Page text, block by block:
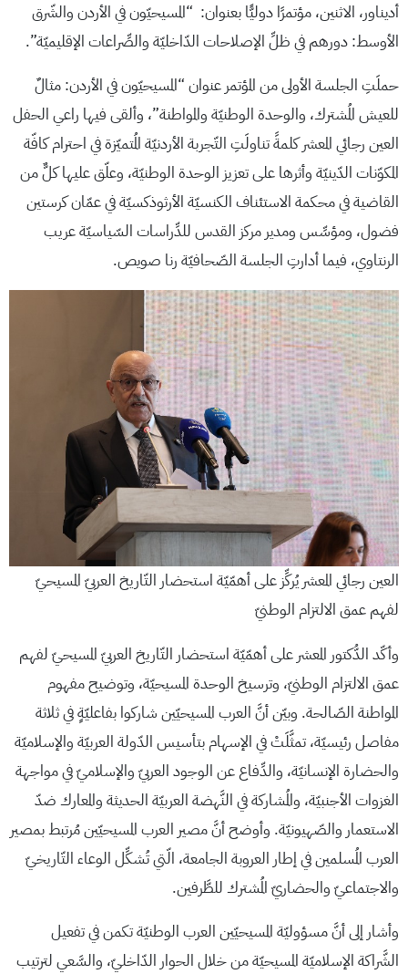
أديناور، الاثنين، مؤتمرًا دوليًّا بعنوان: “المسيحيّون في الأردن والشّرق
الأوسط: دورهم في ظلِّ الإصلاحات الدّاخليّة والصِّراعات الإقليميّة”.
حملَتِ الجلسة الأولى من المؤتمر عنوان “المسيحيّون في الأردن: مثالٌ
للعيش المُشترك، والوحدة الوطنيّة والمواطنة”، وألقى فيها راعي الحفل
العين رجائي المعشر كلمةً تناولَتِ التّجربة الأردنيّة المُتميّزة في احترام كافّة
المكوّنات الدّينيّة وأثرها على تعزيز الوحدة الوطنيّة، وعلّق عليها كلٌّ من
القاضية في محكمة الاستئناف الكنسيّة الأرثوذكسيّة في عمّان كرستين
فضول، ومؤسِّس ومدير مركز القدس للدِّراسات السّياسيّة عريب
الرنتاوي، فيما أدارتِ الجلسة الصّحافيّة رنا صويص.
العين رجائي المعشر يُركِّز على أهمّيّة استحضار التّاريخ العربيّ المسيحيّ
لفهم عمق الالتزام الوطنيّ
وأكّد الدُّكتور المعشر على أهمّيّة استحضار التّاريخ العربيّ المسيحيّ لفهم
عمق الالتزام الوطنيّ، وترسيخ الوحدة المسيحيّة، وتوضيح مفهوم
المواطنة الصّالحة. وبيّن أنَّ العرب المسيحيّين شاركوا بفاعليّةٍ في ثلاثة
مفاصل رئيسيّة، تمثَّلَتْ في الإسهام بتأسيس الدّولة العربيّة والإسلاميّة
والحضارة الإنسانيّة، والدِّفاع عن الوجود العربيّ والإسلاميّ في مواجهة
الغزوات الأجنبيّة، والمُشاركة في النَّهضة العربيّة الحديثة والمعارك ضدّ
الاستعمار والصّهيونيّة. وأوضح أنَّ مصير العرب المسيحيّين مُرتبط بمصير
العرب المُسلمين في إطار العروبة الجامعة، الّتي تُشكِّل الوعاء التّاريخيّ
والاجتماعيّ والحضاريّ المُشترك للطَّرفين.
وأشار إلى أنَّ مسؤوليّة المسيحيّين العرب الوطنيّة تكمن في تفعيل
الشَّراكة الإسلاميّة المسيحيّة من خلال الحوار الدّاخليّ، والسَّعي لترتيب